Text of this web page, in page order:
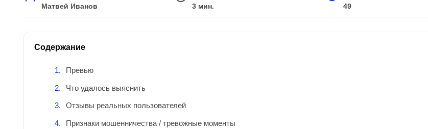
Матвей Иванов
3 мин.
49
Содержание
Превью
Что удалось выяснить
Отзывы реальных пользователей
Признаки мошенничества / тревожные моменты